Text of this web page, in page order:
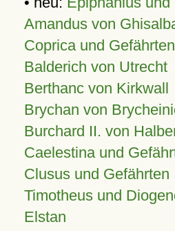
Amandus von
Coprica und Gefährten
Balderich von Utrecht
Berthanc von Kirkwall
Brychan von
Burchard II. von
Caelestina und
Clusus und Gefährten
Timotheus und
Elstan